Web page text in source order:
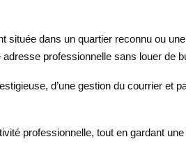
dans un quartier reconnu ou
professionnelle sans louer de
d’une gestion du courrier
professionnelle, tout en gardant